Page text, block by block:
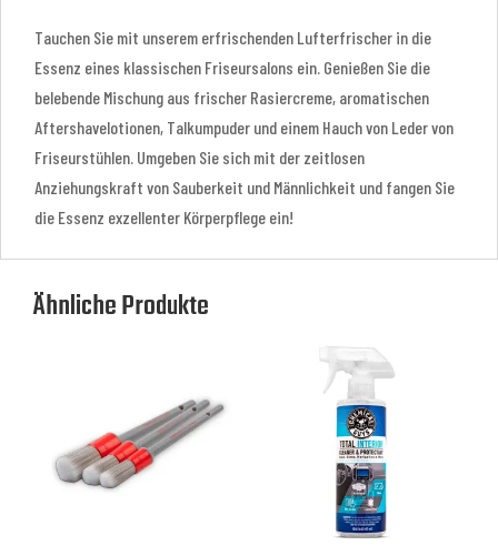
Tauchen Sie mit unserem erfrischenden Lufterfrischer in die
Essenz eines klassischen Friseursalons ein. Genießen Sie die
belebende Mischung aus frischer Rasiercreme, aromatischen
Aftershavelotionen, Talkumpuder und einem Hauch von Leder von
Friseurstühlen. Umgeben Sie sich mit der zeitlosen
Anziehungskraft von Sauberkeit und Männlichkeit und fangen Sie
die Essenz exzellenter Körperpflege ein!
Ähnliche Produkte